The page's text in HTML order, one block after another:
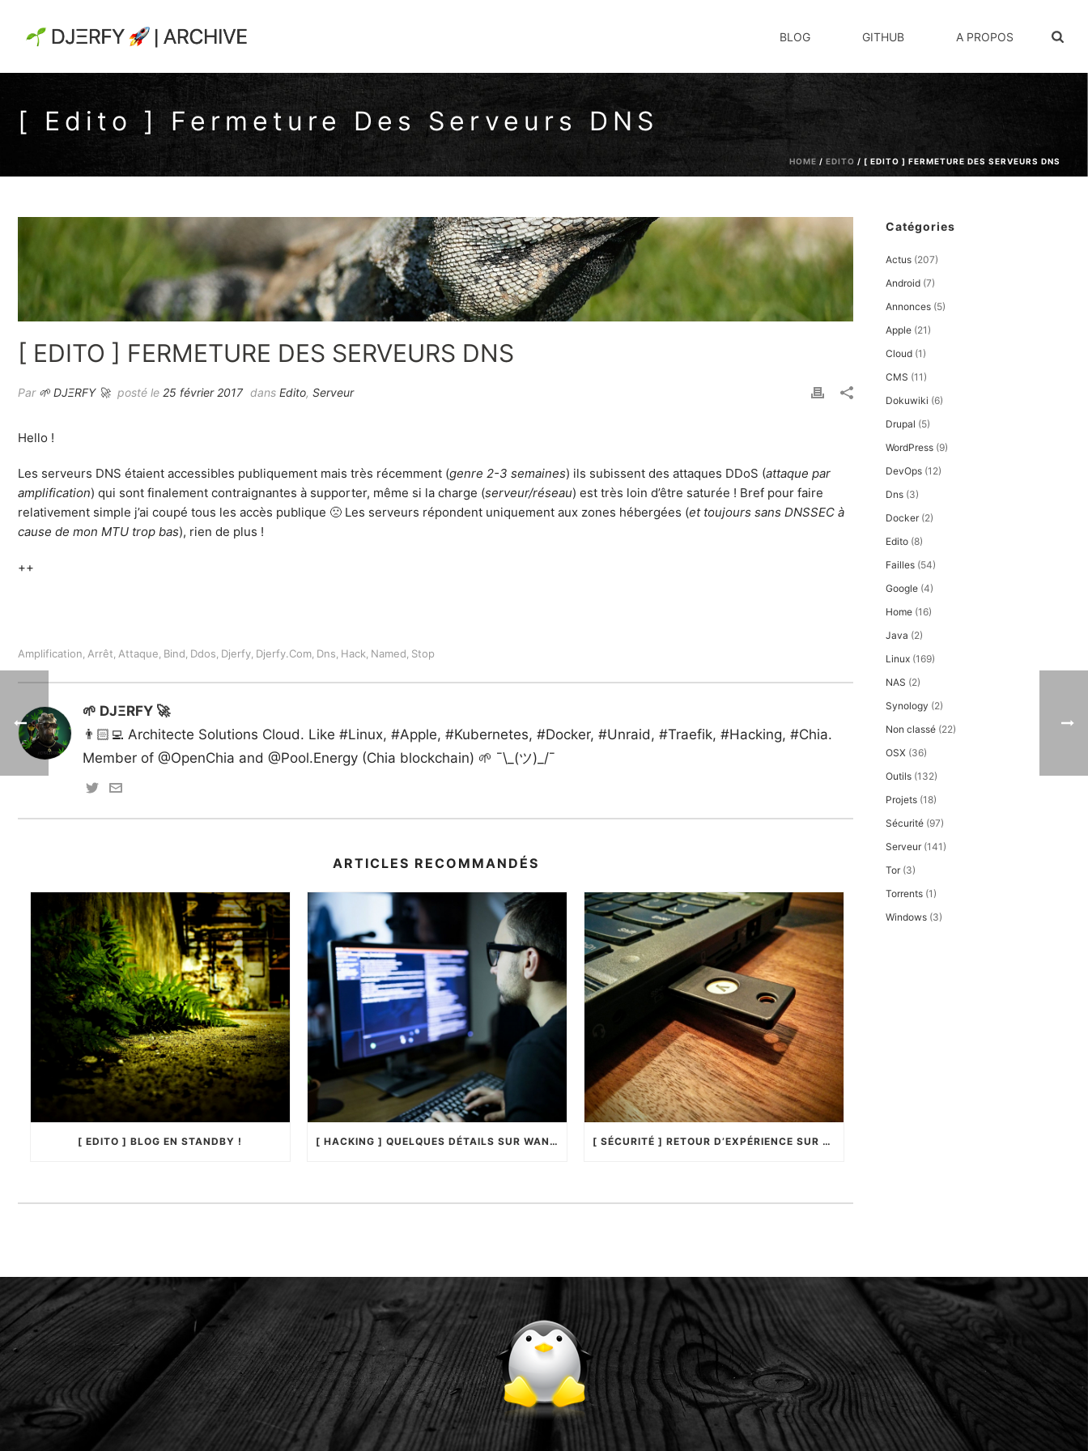
BLOG GITHUB A PROPOS
[ Edito ] Fermeture Des Serveurs DNS
HOME / EDITO / [ EDITO ] FERMETURE DES SERVEURS DNS
[ EDITO ] FERMETURE DES SERVEURS DNS
Par 🌱 DJΞRFY 🚀 posté le 25 février 2017 dans Edito, Serveur
Hello !
Les serveurs DNS étaient accessibles publiquement mais très récemment (genre 2-3 semaines) ils subissent des attaques DDoS (attaque par
amplification) qui sont finalement contraignantes à supporter, même si la charge (serveur/réseau) est très loin d’être saturée ! Bref pour faire
relativement simple j’ai coupé tous les accès publique 🙁 Les serveurs répondent uniquement aux zones hébergées (et toujours sans DNSSEC à
cause de mon MTU trop bas), rien de plus !
++
Amplification, Arrêt, Attaque, Bind, Ddos, Djerfy, Djerfy.com, Dns, Hack, Named, Stop
🌱 DJΞRFY 🚀
👨🏻‍💻 Architecte Solutions Cloud. Like #Linux, #Apple, #Kubernetes, #Docker, #Unraid, #Traefik, #Hacking, #Chia.
Member of @OpenChia and @Pool.Energy (Chia blockchain) 🌱 ¯\_(ツ)_/¯
ARTICLES RECOMMANDÉS
[ EDITO ] BLOG EN STANDBY ! [ HACKING ] QUELQUES DÉTAILS SUR WANNACRYPTOR !… [ SÉCURITÉ ] RETOUR D’EXPÉRIENCE SUR LA YUBIKEY4 !
Catégories
Actus (207)
Android (7)
Annonces (5)
Apple (21)
Cloud (1)
CMS (11)
Dokuwiki (6)
Drupal (5)
WordPress (9)
DevOps (12)
Dns (3)
Docker(2)
Edito (8)
Failles (54)
Google (4)
Home (16)
Java (2)
Linux (169)
NAS (2)
Synology (2)
Non classé (22)
OSX (36)
Outils (132)
Projets (18)
Sécurité (97)
Serveur(141)
Tor(3)
Torrents (1)
Windows (3)